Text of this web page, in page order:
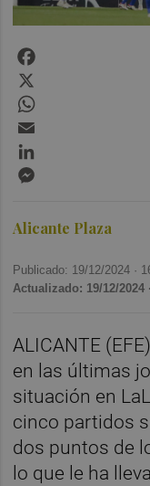
Alicante Plaza
Publicado: 19/12/2024 ·
Actualizado: 19/12/2024
ALICANTE
en las últimas
situación en
cinco partidos
dos puntos de
lo que le ha